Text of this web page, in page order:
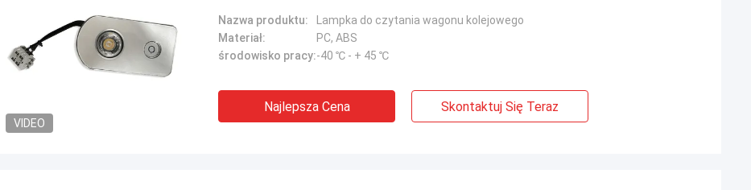
Jonathas
Sugerowane przez nich sprzęgło nadaje
rozsądna i nie mogę się doczekać ich
otrzymania.
VIDEO
Nazwa produktu:
Lampka do czytania wagonu kolejowego
Materiał:
PC, ABS
środowisko pracy:-40 ℃ - + 45 ℃
Najlepsza Cena Skontaktuj Się Teraz